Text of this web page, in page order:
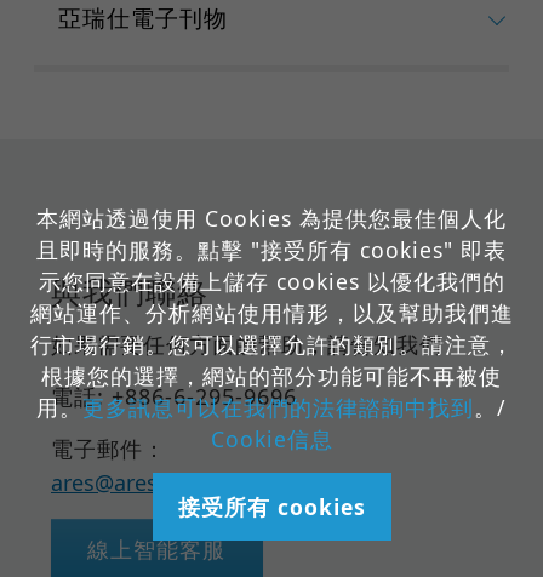
亞瑞仕電子刊物
與我們聯絡
如果需要任何方面的幫助，請告知我們
電話: +886-6-295-9696
電子郵件：
ares@ares-cert.com
線上智能客服
本網站透過使用 Cookies 為提供您最佳個人化
且即時的服務。點擊 "接受所有 cookies" 即表
示您同意在設備上儲存 cookies 以優化我們的
網站運作、分析網站使用情形，以及幫助我們進
行市場行銷。您可以選擇允許的類別。請注意，
根據您的選擇，網站的部分功能可能不再被使
用。更多訊息可以在我們的法律諮詢中找到。/
Cookie信息
接受所有 cookies